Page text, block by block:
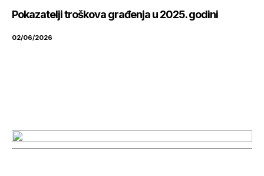
Pokazatelji troškova građenja u 2025. godini
02/06/2026